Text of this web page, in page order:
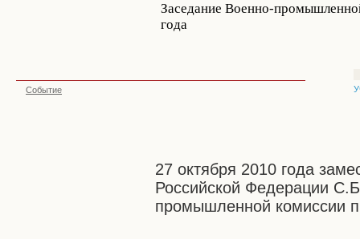
Заседание Военно-
года
Событие
27 октября 2010 года
Российской Федерации
промышленной комиссии